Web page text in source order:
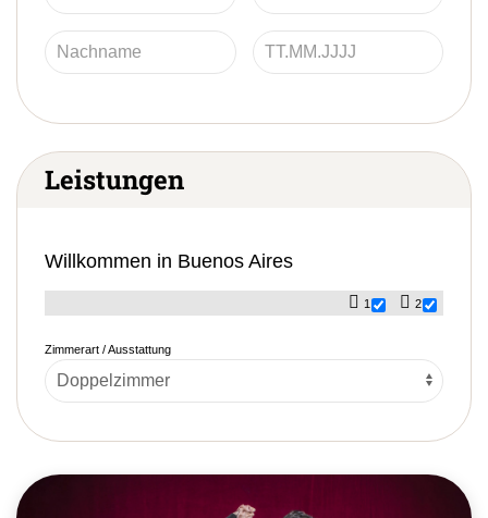
Leistungen
Willkommen in Buenos Aires
1 2
Zimmerart / Ausstattung